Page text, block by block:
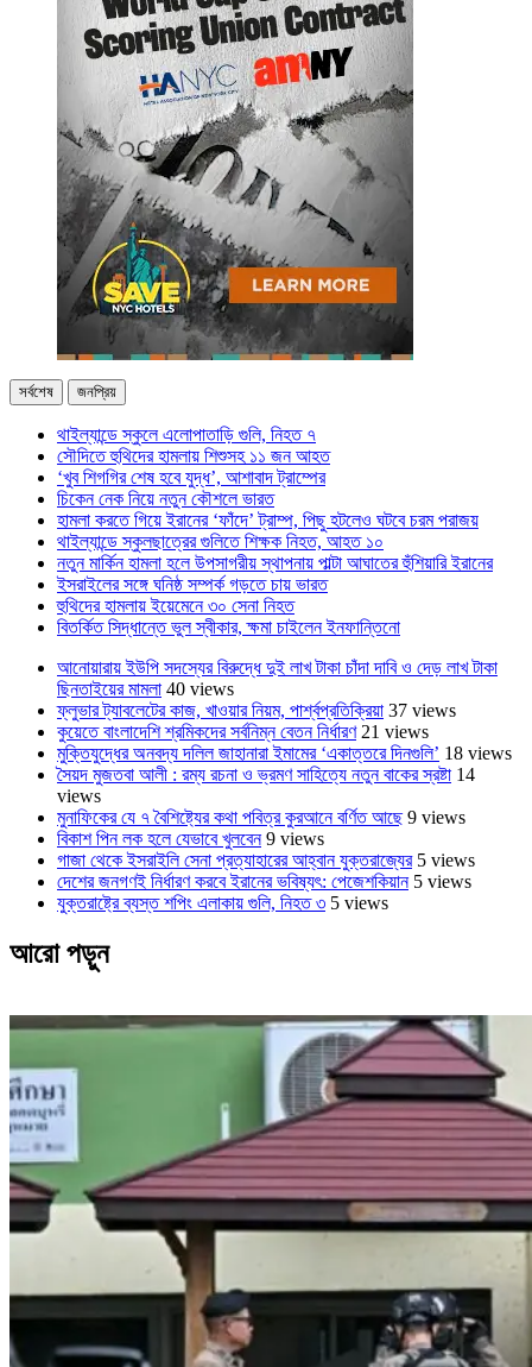
সর্বশেষ জনপ্রিয়
থাইল্যান্ডে স্কুলে এলোপাতাড়ি গুলি, নিহত ৭
সৌদিতে হুথিদের হামলায় শিশুসহ ১১ জন আহত
‘খুব শিগগির শেষ হবে যুদ্ধ’, আশাবাদ ট্রাম্পের
চিকেন নেক নিয়ে নতুন কৌশলে ভারত
হামলা করতে গিয়ে ইরানের ‘ফাঁদে’ ট্রাম্প, পিছু হটলেও ঘটবে চরম পরাজয়
থাইল্যান্ডে স্কুলছাত্রের গুলিতে শিক্ষক নিহত, আহত ১০
নতুন মার্কিন হামলা হলে উপসাগরীয় স্থাপনায় পাল্টা আঘাতের হুঁশিয়ারি ইরানের
ইসরাইলের সঙ্গে ঘনিষ্ঠ সম্পর্ক গড়তে চায় ভারত
হুথিদের হামলায় ইয়েমেনে ৩০ সেনা নিহত
বিতর্কিত সিদ্ধান্তে ভুল স্বীকার, ক্ষমা চাইলেন ইনফান্তিনো
আনোয়ারায় ইউপি সদস্যের বিরুদ্ধে দুই লাখ টাকা চাঁদা দাবি ও দেড় লাখ টাকা
ছিনতাইয়ের মামলা 40 views
ফ্লুভার ট্যাবলেটের কাজ, খাওয়ার নিয়ম, পার্শ্বপ্রতিক্রিয়া 37 views
কুয়েতে বাংলাদেশি শ্রমিকদের সর্বনিম্ন বেতন নির্ধারণ 21 views
মুক্তিযুদ্ধের অনবদ্য দলিল জাহানারা ইমামের ‘একাত্তরে দিনগুলি’ 18 views
সৈয়দ মুজতবা আলী : রম্য রচনা ও ভ্রমণ সাহিত্যে নতুন বাকের স্রষ্টা 14
views
মুনাফিকের যে ৭ বৈশিষ্ট্যের কথা পবিত্র কুরআনে বর্ণিত আছে 9 views
বিকাশ পিন লক হলে যেভাবে খুলবেন 9 views
গাজা থেকে ইসরাইলি সেনা প্রত্যাহারের আহ্বান যুক্তরাজ্যের 5 views
দেশের জনগণই নির্ধারণ করবে ইরানের ভবিষ্যৎ: পেজেশকিয়ান 5 views
যুক্তরাষ্ট্রে ব্যস্ত শপিং এলাকায় গুলি, নিহত ৩ 5 views
আরো পড়ুন